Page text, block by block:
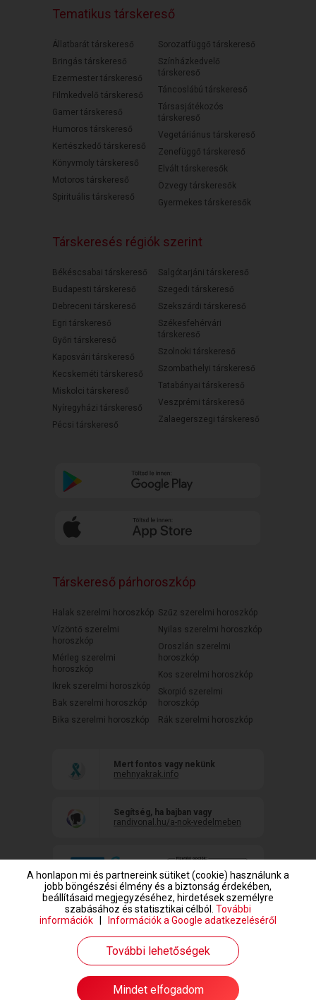
Tematikus társkereső
Állatbarát társkereső
Bringás társkereső
Ezermester társkereső
Filmkedvelő társkereső
Gamer társkereső
Humoros társkereső
Kertészkedő társkereső
Könyvmoly társkereső
Motoros társkereső
Spirituális társkereső
Sorozatfüggő társkereső
Színházkedvelő
társkereső
Táncoslábú társkereső
Társasjátékozós
társkereső
Vegetáriánus társkereső
Zenefüggő társkereső
Elvált társkeresők
Özvegy társkeresők
Gyermekes társkeresők
Társkeresés régiók szerint
Békéscsabai társkereső
Budapesti társkereső
Debreceni társkereső
Egri társkereső
Győri társkereső
Kaposvári társkereső
Kecskeméti társkereső
Miskolci társkereső
Nyíregyházi társkereső
Pécsi társkereső
Salgótarjáni társkereső
Szegedi társkereső
Szekszárdi társkereső
Székesfehérvári
társkereső
Szolnoki társkereső
Szombathelyi társkereső
Tatabányai társkereső
Veszprémi társkereső
Zalaegerszegi társkereső
Társkereső párhoroszkóp
Halak szerelmi horoszkóp
Vízöntő szerelmi
horoszkóp
Mérleg szerelmi
horoszkóp
Ikrek szerelmi horoszkóp
Bak szerelmi horoszkóp
Bika szerelmi horoszkóp
Szűz szerelmi horoszkóp
Nyilas szerelmi horoszkóp
Oroszlán szerelmi
horoszkóp
Kos szerelmi horoszkóp
Skorpió szerelmi
horoszkóp
Rák szerelmi horoszkóp
Mert fontos vagy nekünk
mehnyakrak.info
Segítség, ha bajban vagy
randivonal.hu/a-nok-vedelmeben
www.randivonal.hu © Copyright 1999-2026 Dating Central Europe Zrt.
A honlapon mi és partnereink sütiket (cookie) használunk a
jobb böngészési élmény és a biztonság érdekében,
beállításaid megjegyzéséhez, hirdetések személyre
szabásához és statisztikai célból. További
információk
Információk a Google adatkezeléséről
További lehetőségek
Mindet elfogadom